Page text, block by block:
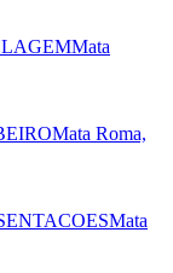
Mata
Mata Roma,
Mata